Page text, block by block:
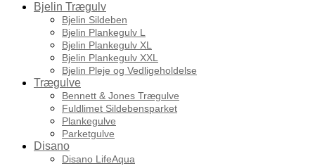
Bjelin Trægulv
Bjelin Sildeben
Bjelin Plankegulv L
Bjelin Plankegulv XL
Bjelin Plankegulv XXL
Bjelin Pleje og Vedligeholdelse
Trægulve
Bennett & Jones Trægulve
Fuldlimet Sildebensparket
Plankegulve
Parketgulve
Disano
Disano LifeAqua